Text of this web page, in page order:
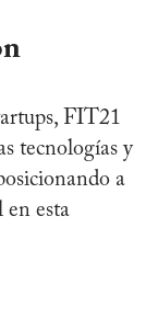
FIT21
tecnologías y
a
en esta